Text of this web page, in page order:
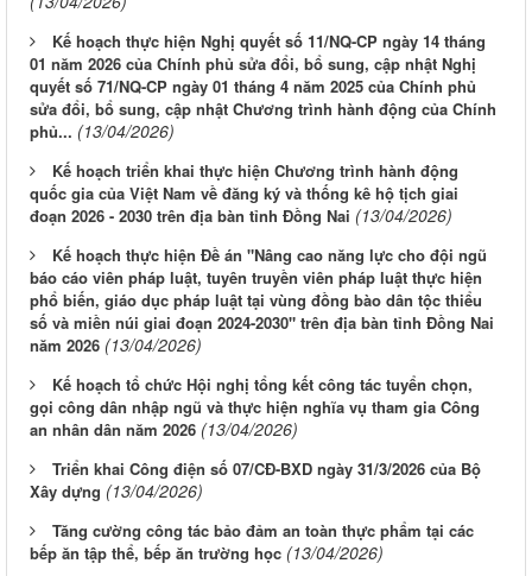
Kế hoạch thực hiện Nghị quyết số 11/NQ-CP ngày 14 tháng
01 năm 2026 của Chính phủ sửa đổi, bổ sung, cập nhật Nghị
quyết số 71/NQ-CP ngày 01 tháng 4 năm 2025 của Chính phủ
sửa đổi, bổ sung, cập nhật Chương trình hành động của Chính
phủ... (13/04/2026)
Kế hoạch triển khai thực hiện Chương trình hành động
quốc gia của Việt Nam về đăng ký và thống kê hộ tịch giai
đoạn 2026 - 2030 trên địa bàn tỉnh Đồng Nai (13/04/2026)
Kế hoạch thực hiện Đề án "Nâng cao năng lực cho đội ngũ
báo cáo viên pháp luật, tuyên truyền viên pháp luật thực hiện
phổ biến, giáo dục pháp luật tại vùng đồng bào dân tộc thiểu
số và miền núi giai đoạn 2024-2030" trên địa bàn tỉnh Đồng Nai
năm 2026 (13/04/2026)
Kế hoạch tổ chức Hội nghị tổng kết công tác tuyển chọn,
gọi công dân nhập ngũ và thực hiện nghĩa vụ tham gia Công
an nhân dân năm 2026 (13/04/2026)
Triển khai Công điện số 07/CĐ-BXD ngày 31/3/2026 của Bộ
Xây dựng (13/04/2026)
Tăng cường công tác bảo đảm an toàn thực phẩm tại các
bếp ăn tập thể, bếp ăn trường học (13/04/2026)